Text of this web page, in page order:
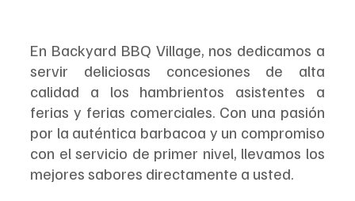
En Backyard BBQ Village, nos dedicamos a
servir deliciosas concesiones de alta
calidad a los hambrientos asistentes a
ferias y ferias comerciales. Con una pasión
por la auténtica barbacoa y un compromiso
con el servicio de primer nivel, llevamos los
mejores sabores directamente a usted.